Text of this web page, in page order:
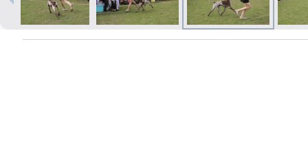
Izdrukas 1h laikā Rīgā – pasūtiet